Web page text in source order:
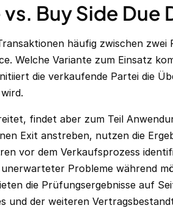
Buy Side Due
häufig zwischen zwei
Welche Variante zum Einsatz
die verkaufende Partei die
findet aber zum Teil
Exit anstreben, nutzen die
vor dem Verkaufsprozess
Probleme während
die Prüfungsergebnisse auf
und der weiteren